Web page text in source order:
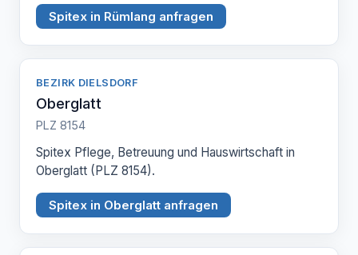
Spitex in Rümlang anfragen
BEZIRK DIELSDORF
Oberglatt
PLZ 8154
Spitex Pflege, Betreuung und Hauswirtschaft in
Oberglatt (PLZ 8154).
Spitex in Oberglatt anfragen